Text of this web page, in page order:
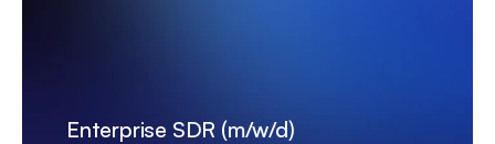
Enterprise SDR (m/w/d)